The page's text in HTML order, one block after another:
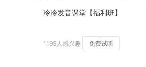
冷冷发音课堂【福利班】
1195人感兴趣 免费试听